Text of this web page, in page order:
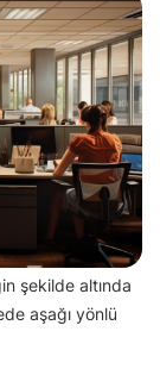
şekilde altında
aşağı yönlü